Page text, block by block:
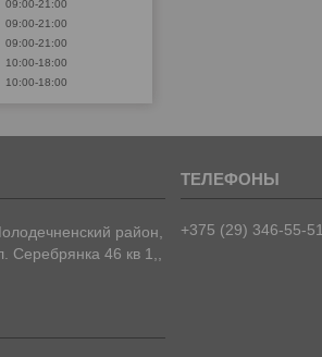
09:00-21:00
09:00-21:00
09:00-21:00
10:00-18:00
10:00-18:00
район,
Серебрянка 46 кв 1,,
+375 (29) 346-55-51